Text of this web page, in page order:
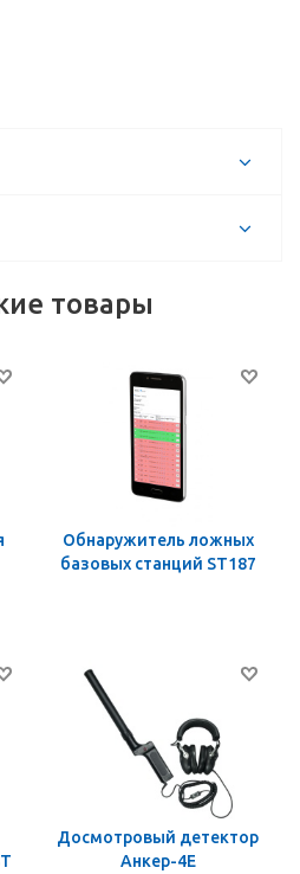
товары
Обнаружитель ложных
базовых станций ST187
Досмотровый детектор
Анкер-4Е